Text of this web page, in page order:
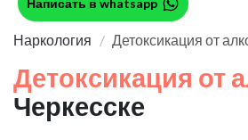
Написать в whatsapp
Наркология Детоксикация от
Детоксикация от
Черкесске